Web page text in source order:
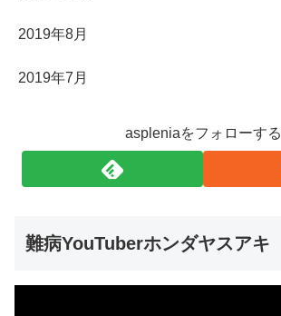
2019年8月
2019年7月
aspleniaをフォローする
難病YouTuberホンダヤスアキ